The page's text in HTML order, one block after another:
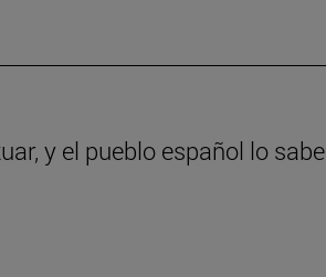
y el pueblo español lo sabe